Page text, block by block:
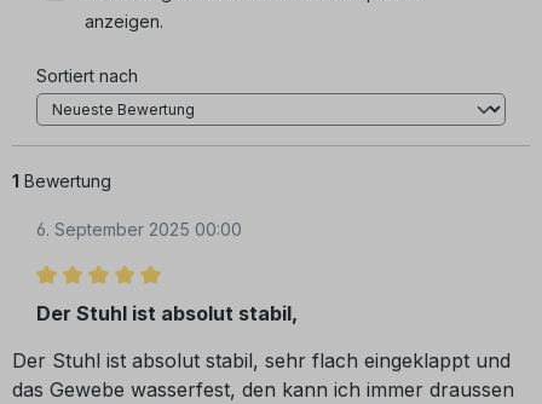
anzeigen.
Sortiert nach
1 Bewertung
6. September 2025 00:00
Bewertung mit 5 von 5 Sternen
Der Stuhl ist absolut stabil,
Der Stuhl ist absolut stabil, sehr flach eingeklappt und
das Gewebe wasserfest, den kann ich immer draussen